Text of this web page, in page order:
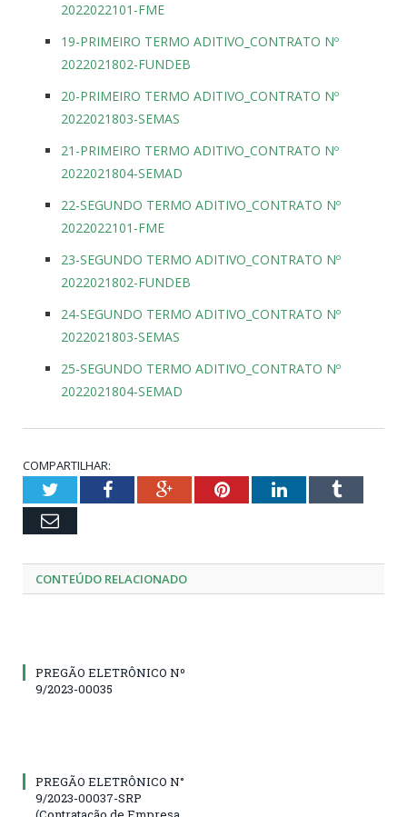
2022022101-FME
19-PRIMEIRO TERMO ADITIVO_CONTRATO Nº
2022021802-FUNDEB
20-PRIMEIRO TERMO ADITIVO_CONTRATO Nº
2022021803-SEMAS
21-PRIMEIRO TERMO ADITIVO_CONTRATO Nº
2022021804-SEMAD
22-SEGUNDO TERMO ADITIVO_CONTRATO Nº
2022022101-FME
23-SEGUNDO TERMO ADITIVO_CONTRATO Nº
2022021802-FUNDEB
24-SEGUNDO TERMO ADITIVO_CONTRATO Nº
2022021803-SEMAS
25-SEGUNDO TERMO ADITIVO_CONTRATO Nº
2022021804-SEMAD
COMPARTILHAR:
TwitterFacebookGoogle+PinterestLinkedInTumblr
Email
CONTEÚDO RELACIONADO
PREGÃO ELETRÔNICO Nº
9/2023-00035
PREGÃO ELETRÔNICO N°
9/2023-00037-SRP